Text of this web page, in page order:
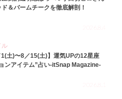
＆バームチークを徹底解剖！
ル
1(土)〜8／15(土)】運気UPの12星座
ンアイテム”占い-itSnap Magazine-